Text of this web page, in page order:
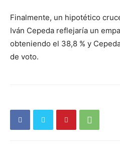
Finalmente, un hipotético
Iván Cepeda reflejaría un
obteniendo el 38,8 % y
de voto.